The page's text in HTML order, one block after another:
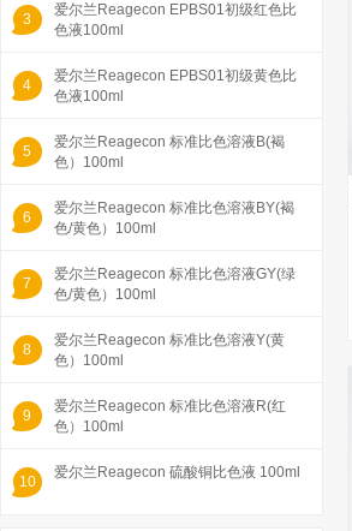
3
爱尔兰Reagecon EPBS01初级红色比
色液100ml
4
爱尔兰Reagecon EPBS01初级黄色比
色液100ml
5
爱尔兰Reagecon 标准比色溶液B(褐
色）100ml
6
爱尔兰Reagecon 标准比色溶液BY(褐
色/黄色）100ml
7
爱尔兰Reagecon 标准比色溶液GY(绿
色/黄色）100ml
8
爱尔兰Reagecon 标准比色溶液Y(黄
色）100ml
9
爱尔兰Reagecon 标准比色溶液R(红
色）100ml
10
爱尔兰Reagecon 硫酸铜比色液 100ml